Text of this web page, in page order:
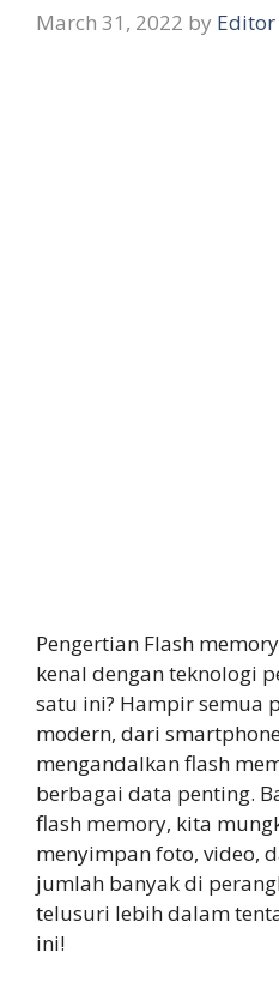
March 31, 2022 by Editor
Pengertian Flash
kenal dengan teknologi
satu ini? Hampir semua
modern, dari
mengandalkan flash
berbagai data penting.
flash memory, kita
menyimpan foto, video,
jumlah banyak di
telusuri lebih dalam
ini!